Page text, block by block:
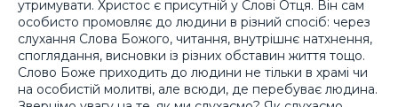
утримувати. Христос є присутній у Слові Отця. Він сам
особисто промовляє до людини в різний спосіб: через
слухання Слова Божого, читання, внутрішнє натхнення,
споглядання, висновки із різних обставин життя тощо.
Слово Боже приходить до людини не тільки в храмі чи
на особистій молитві, але всюди, де перебуває людина.